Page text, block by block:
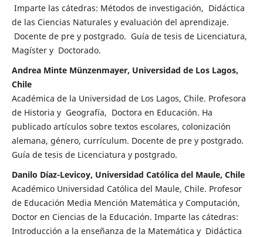
Imparte las cátedras: Métodos de investigación, Didáctica
de las Ciencias Naturales y evaluación del aprendizaje.
Docente de pre y postgrado. Guía de tesis de Licenciatura,
Magíster y Doctorado.
Andrea Minte Münzenmayer, Universidad de Los Lagos,
Chile
Académica de la Universidad de Los Lagos, Chile. Profesora
de Historia y Geografía, Doctora en Educación. Ha
publicado artículos sobre textos escolares, colonización
alemana, género, currículum. Docente de pre y postgrado.
Guía de tesis de Licenciatura y postgrado.
Danilo Díaz-Levicoy, Universidad Católica del Maule, Chile
Académico Universidad Católica del Maule, Chile. Profesor
de Educación Media Mención Matemática y Computación,
Doctor en Ciencias de la Educación. Imparte las cátedras:
Introducción a la enseñanza de la Matemática y Didáctica